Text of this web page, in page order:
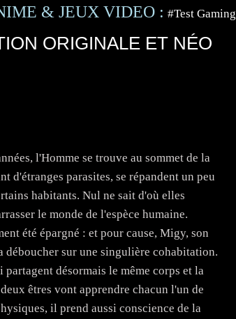
& JEUX VIDEO : #Test Gaming
ORIGINALE ET NÉO
l'Homme se trouve au sommet de la
d'étranges parasites, se répandent un peu
habitants. Nul ne sait d'où elles
le monde de l'espèce humaine.
été épargné : et pour cause, Migy, son
déboucher sur une singulière cohabitation.
désormais le même corps et la
êtres vont apprendre chacun l'un de
il prend aussi conscience de la